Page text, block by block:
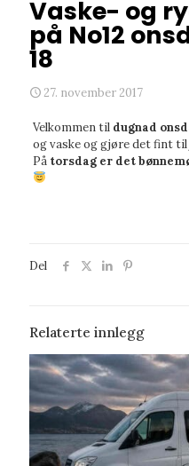
Vaske- og
på No12
18
27. november 2017
Velkommen til dugnad
og vaske og gjøre det fint til
På torsdag er det
Del
Relaterte innlegg